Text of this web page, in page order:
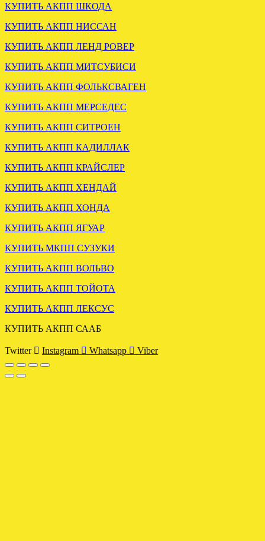
УСТАНОВЛЕНА АКПП
3.3
ЗАМЕНА АКПП БМВ Х3
3.0 ДИЗЕЛЬ GM 5L40E
Б5 1.8 5HP19 EBU
КУПИТЬ АКПП ШКОДА
КУПИТЬ АКПП НИССАН
КУПИТЬ АКПП ЛЕНД РОВЕР
КУПИТЬ АКПП МИТСУБИСИ
КУПИТЬ АКПП ФОЛЬКСВАГЕН
КУПИТЬ АКПП МЕРСЕДЕС
КУПИТЬ АКПП СИТРОЕН
КУПИТЬ АКПП КАДИЛЛАК
КУПИТЬ АКПП КРАЙСЛЕР
КУПИТЬ АКПП ХЕНДАЙ
КУПИТЬ АКПП ХОНДА
КУПИТЬ АКПП ЯГУАР
КУПИТЬ МКПП СУЗУКИ
КУПИТЬ АКПП ВОЛЬВО
КУПИТЬ АКПП ТОЙОТА
КУПИТЬ АКПП ЛЕКСУС
КУПИТЬ АКПП СААБ
Twitter Instagram Whatsapp Viber